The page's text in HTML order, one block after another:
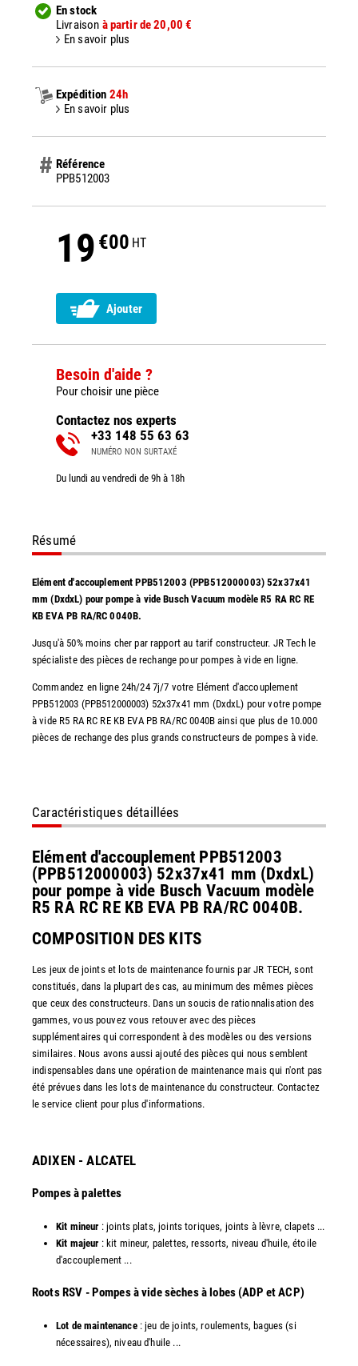
En stock
Livraison à partir de 20,00 €
En savoir plus
Expédition 24h
En savoir plus
Référence
PPB512003
19 €00 HT
Ajouter
Besoin d'aide ?
Pour choisir une pièce
Contactez nos experts
+33 148 55 63 63
NUMÉRO NON SURTAXÉ
Du lundi au vendredi de 9h à 18h
Résumé
Elément d'accouplement PPB512003 (PPB512000003) 52x37x41
mm (DxdxL) pour pompe à vide Busch Vacuum modèle R5 RA RC RE
KB EVA PB RA/RC 0040B.
Jusqu'à 50% moins cher par rapport au tarif constructeur. JR Tech le
spécialiste des pièces de rechange pour pompes à vide en ligne.
Commandez en ligne 24h/24 7j/7 votre Elément d'accouplement
PPB512003 (PPB512000003) 52x37x41 mm (DxdxL) pour votre pompe
à vide R5 RA RC RE KB EVA PB RA/RC 0040B ainsi que plus de 10.000
pièces de rechange des plus grands constructeurs de pompes à vide.
Caractéristiques détaillées
Elément d'accouplement PPB512003
(PPB512000003) 52x37x41 mm (DxdxL)
pour pompe à vide Busch Vacuum modèle
R5 RA RC RE KB EVA PB RA/RC 0040B.
COMPOSITION DES KITS
Les jeux de joints et lots de maintenance fournis par JR TECH, sont
constitués, dans la plupart des cas, au minimum des mêmes pièces
que ceux des constructeurs. Dans un soucis de rationnalisation des
gammes, vous pouvez vous retouver avec des pièces
supplémentaires qui correspondent à des modèles ou des versions
similaires. Nous avons aussi ajouté des pièces qui nous semblent
indispensables dans une opération de maintenance mais qui n'ont pas
été prévues dans les lots de maintenance du constructeur. Contactez
le service client pour plus d'informations.
ADIXEN - ALCATEL
Pompes à palettes
Kit mineur : joints plats, joints toriques, joints à lèvre, clapets ...
Kit majeur : kit mineur, palettes, ressorts, niveau d'huile, étoile
d'accouplement ...​
​Roots RSV - Pompes à vide sèches à lobes (ADP et ACP)
Lot de maintenance: jeu de joints, roulements, bagues (si
nécessaires), niveau d'huile ...​